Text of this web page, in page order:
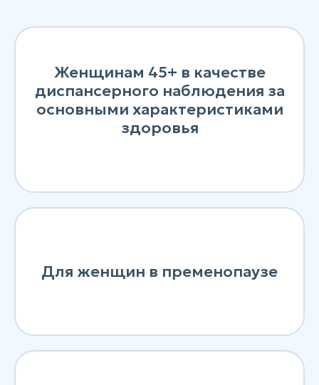
Женщинам 45+ в качестве
диспансерного наблюдения за
основными характеристиками
здоровья
Для женщин в пременопаузе